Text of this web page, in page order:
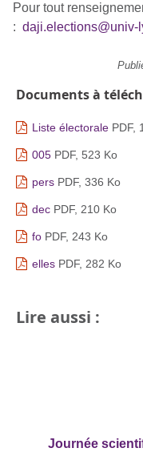
Pour tout
: daji.elections@univ-
Documents à
Liste électorale PDF,
005 PDF, 523 Ko
pers PDF, 336 Ko
dec PDF, 210 Ko
fo PDF, 243 Ko
elles PDF, 282 Ko
Lire aussi :
Journée